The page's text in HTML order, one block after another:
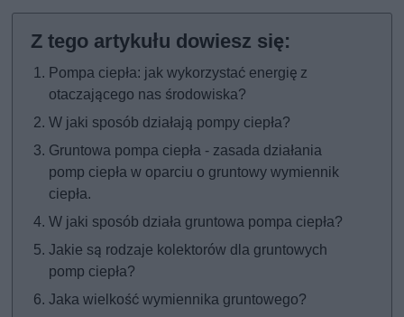
Pompa ciepła: jak wykorzystać energię z
otaczającego nas środowiska?
W jaki sposób działają pompy ciepła?
Gruntowa pompa ciepła - zasada działania
pomp ciepła w oparciu o gruntowy wymiennik
ciepła.
W jaki sposób działa gruntowa pompa ciepła?
Jakie są rodzaje kolektorów dla gruntowych
pomp ciepła?
Jaka wielkość wymiennika gruntowego?